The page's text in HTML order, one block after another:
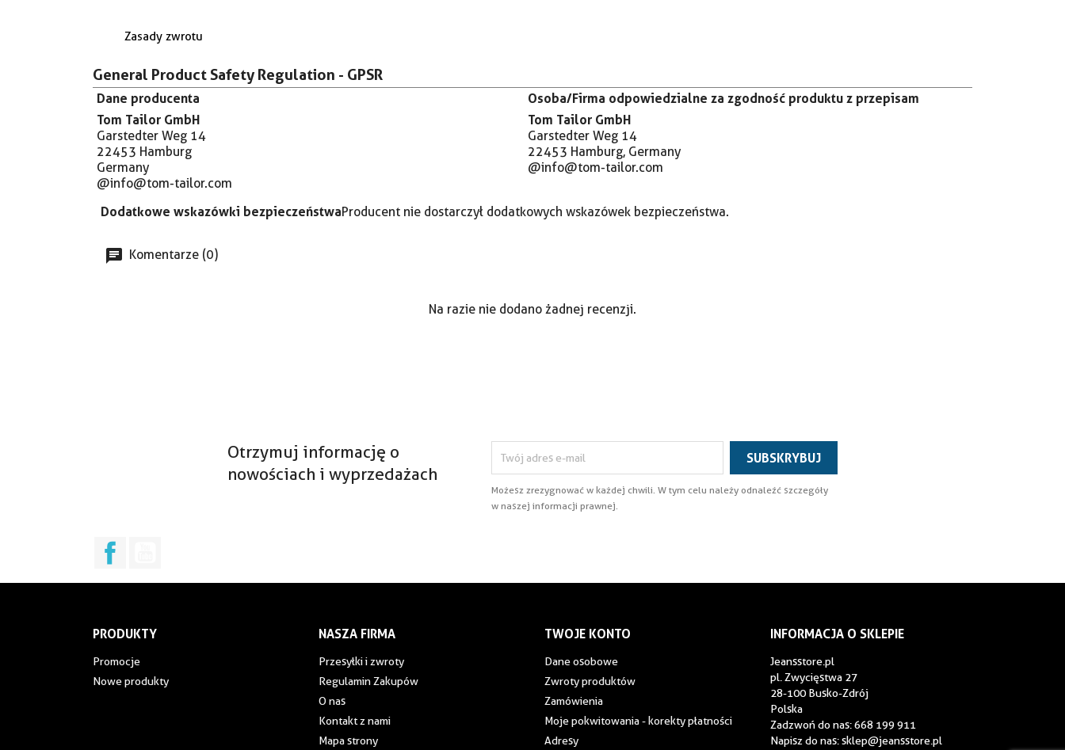
Zasady zwrotu
General Product Safety Regulation - GPSR
Dane producenta
Tom Tailor GmbH
Garstedter Weg 14
22453 Hamburg
Germany
@info@tom-tailor.com
Osoba/Firma odpowiedzialne za zgodność produktu z przepisam
Tom Tailor GmbH
Garstedter Weg 14
22453 Hamburg, Germany
@info@tom-tailor.com
Dodatkowe wskazówki bezpieczeństwaProducent nie dostarczył dodatkowych wskazówek bezpieczeństwa.
Komentarze (0)
Na razie nie dodano żadnej recenzji.
Otrzymuj informację o
nowościach i wyprzedażach
Możesz zrezygnować w każdej chwili. W tym celu należy odnaleźć szczegóły
w naszej informacji prawnej.
PRODUKTY
Promocje
Nowe produkty
NASZA FIRMA
Przesyłki i zwroty
Regulamin Zakupów
O nas
Kontakt z nami
Mapa strony
TWOJE KONTO
Dane osobowe
Zwroty produktów
Zamówienia
Moje pokwitowania - korekty płatności
Adresy
INFORMACJA O SKLEPIE
Jeansstore.pl
pl. Zwycięstwa 27
28-100 Busko-Zdrój
Polska
Zadzwoń do nas:668 199 911
Napisz do nas:sklep@jeansstore.pl